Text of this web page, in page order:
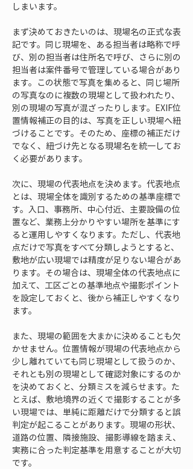
しまいます。
まず決めておきたいのは、現場名の正式な表
記です。同じ現場を、ある担当者は略称で呼
び、別の担当者は住所名で呼び、さらに別の
担当者は案件番号で管理している場合があり
ます。この状態で写真を集めると、同じ場所
の写真なのに複数の現場として扱われたり、
別の現場の写真が混ざったりします。EXIF位
置情報補正の目的は、写真を正しい現場へ紐
づけることです。そのため、座標の補正だけ
でなく、紐づけ先となる現場名を統一してお
く必要があります。
次に、現場の代表地点を決めます。代表地点
とは、現場全体を識別するための基準座標で
す。入口、事務所、中心付近、主要設備の位
置など、業務上分かりやすい場所を基準にす
ると運用しやすくなります。ただし、代表地
点だけで写真をすべて分類しようとすると、
敷地が広い現場では精度が足りない場合があ
ります。その場合は、現場全体の代表地点に
加えて、工区ごとの基準地点や撮影ポイント
を設定しておくと、後から補正しやすくなり
ます。
また、現場の範囲を大まかに決めることも欠
かせません。位置情報が現場の代表地点から
少し離れていても同じ現場として扱うのか、
それとも別の現場として確認対象にするのか
を決めておくと、分類ミスを減らせます。た
とえば、敷地境界の近くで撮影することが多
い現場では、単純に距離だけで分類すると誤
判定が起こることがあります。現場の形状、
道路の位置、隣接施設、撮影導線を踏まえ、
実務に合った判定基準を用意することが大切
です。